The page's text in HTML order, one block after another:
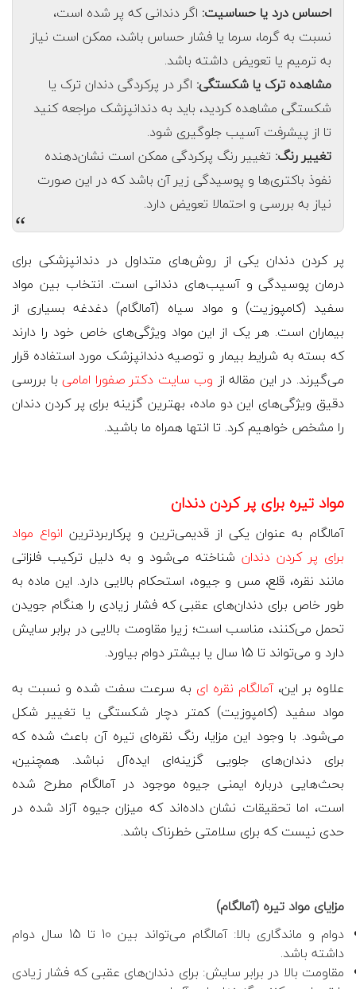
احساس درد یا حساسیت: اگر دندانی که پر شده است،
نسبت به گرما، سرما یا فشار حساس باشد، ممکن است نیاز
به ترمیم یا تعویض داشته باشد.
مشاهده ترک یا شکستگی: اگر در پرکردگی دندان ترک یا
شکستگی مشاهده کردید، باید به دندانپزشک مراجعه کنید
تا از پیشرفت آسیب جلوگیری شود.
تغییر رنگ: تغییر رنگ پرکردگی ممکن است نشان‌دهنده
نفوذ باکتری‌ها و پوسیدگی زیر آن باشد که در این صورت
نیاز به بررسی و احتمالا تعویض دارد.
“
پر کردن دندان یکی از روش‌های متداول در دندانپزشکی برای
درمان پوسیدگی و آسیب‌های دندانی است. انتخاب بین مواد
سفید (کامپوزیت) و مواد سیاه (آمالگام) دغدغه بسیاری از
بیماران است. هر یک از این مواد ویژگی‌های خاص خود را دارند
که بسته به شرایط بیمار و توصیه دندانپزشک مورد استفاده قرار
می‌گیرند. در این مقاله از وب سایت دکتر صفورا امامیبا بررسی
دقیق ویژگی‌های این دو ماده، بهترین گزینه برای پر کردن دندان
را مشخص خواهیم کرد. تا انتها همراه ما باشید.
مواد تیره برای پر کردن دندان
آمالگام به عنوان یکی از قدیمی‌ترین و پرکاربردترین انواع مواد
برای پر کردن دندانشناخته می‌شود و به دلیل ترکیب فلزاتی
مانند نقره، قلع، مس و جیوه، استحکام بالایی دارد. این ماده به
طور خاص برای دندان‌های عقبی که فشار زیادی را هنگام جویدن
تحمل می‌کنند، مناسب است؛ زیرا مقاومت بالایی در برابر سایش
دارد و می‌تواند تا 15 سال یا بیشتر دوام بیاورد.
علاوه بر این،آمالگام نقره ای به سرعت سفت شده و نسبت به
مواد سفید (کامپوزیت) کمتر دچار شکستگی یا تغییر شکل
می‌شود. با وجود این مزایا، رنگ نقره‌ای تیره آن باعث شده که
برای دندان‌های جلویی گزینه‌ای ایده‌آل نباشد. همچنین،
بحث‌هایی درباره ایمنی جیوه موجود در آمالگام مطرح شده
است، اما تحقیقات نشان داده‌اند که میزان جیوه آزاد شده در
حدی نیست که برای سلامتی خطرناک باشد.
مزایای مواد تیره (آمالگام)
دوام و ماندگاری بالا: آمالگام می‌تواند بین 10 تا 15 سال دوام
داشته باشد.
مقاومت بالا در برابر سایش: برای دندان‌های عقبی که فشار زیادی